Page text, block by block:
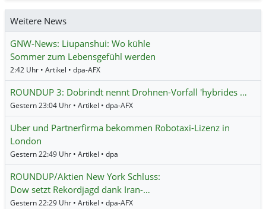
Weitere News
GNW-News: Liupanshui: Wo kühle
Sommer zum Lebensgefühl werden
2:42 Uhr • Artikel • dpa-AFX
ROUNDUP 3: Dobrindt nennt Drohnen-Vorfall 'hybrides …
Gestern 23:04 Uhr • Artikel • dpa-AFX
Uber und Partnerfirma bekommen Robotaxi-Lizenz in
London
Gestern 22:49 Uhr • Artikel • dpa
ROUNDUP/Aktien New York Schluss:
Dow setzt Rekordjagd dank Iran-…
Gestern 22:29 Uhr • Artikel • dpa-AFX